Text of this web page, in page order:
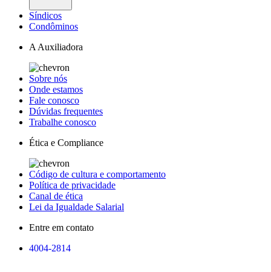
Síndicos
Condôminos
A Auxiliadora
Sobre nós
Onde estamos
Fale conosco
Dúvidas frequentes
Trabalhe conosco
Ética e Compliance
Código de cultura e comportamento
Política de privacidade
Canal de ética
Lei da Igualdade Salarial
Entre em contato
4004-2814